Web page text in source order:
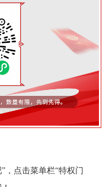
，点击菜单栏“特权门